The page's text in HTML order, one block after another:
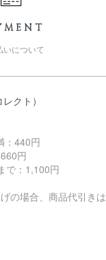
いについて
クト）
：440円
円
で：1,100円
の場合、商品代引きは